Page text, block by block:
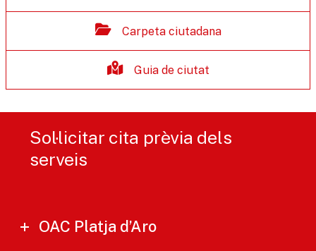
Carpeta ciutadana
Guia de ciutat
Sol·licitar cita prèvia dels
serveis
OAC Platja d’Aro